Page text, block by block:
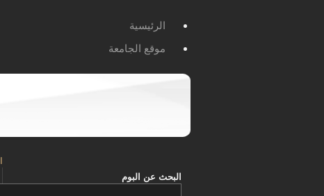
الرئيسية
موقع الجامعة
البحث عن البوم